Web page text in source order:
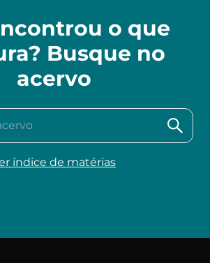
o que
Busque no
acervo
índice de matérias